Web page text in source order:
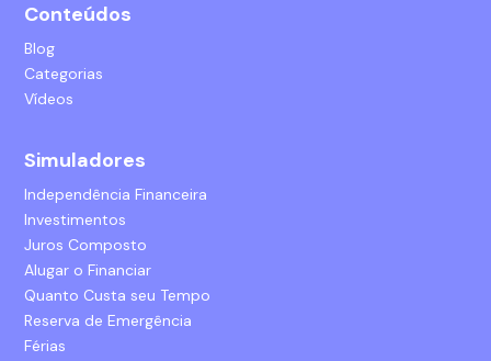
Conteúdos
Blog
Categorias
Vídeos
Simuladores
Independência Financeira
Investimentos
Juros Composto
Alugar o Financiar
Quanto Custa seu Tempo
Reserva de Emergência
Férias